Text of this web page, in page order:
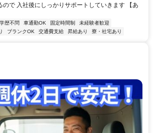
ので 入社後にしっかりサポートしていきます 【あ
学歴不問 車通勤OK 固定時間制
未経験者歓迎
ブランクOK 交通費支給 昇給あり 寮・社宅あり